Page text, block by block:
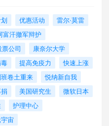
优惠活动
雷尔·莫雷
富汗撤军辩护
公司
康奈尔大学
提高免疫力
快速上涨
卷土重来
悦纳新自我
美国研究生
微软日本
护理中心
宇宙